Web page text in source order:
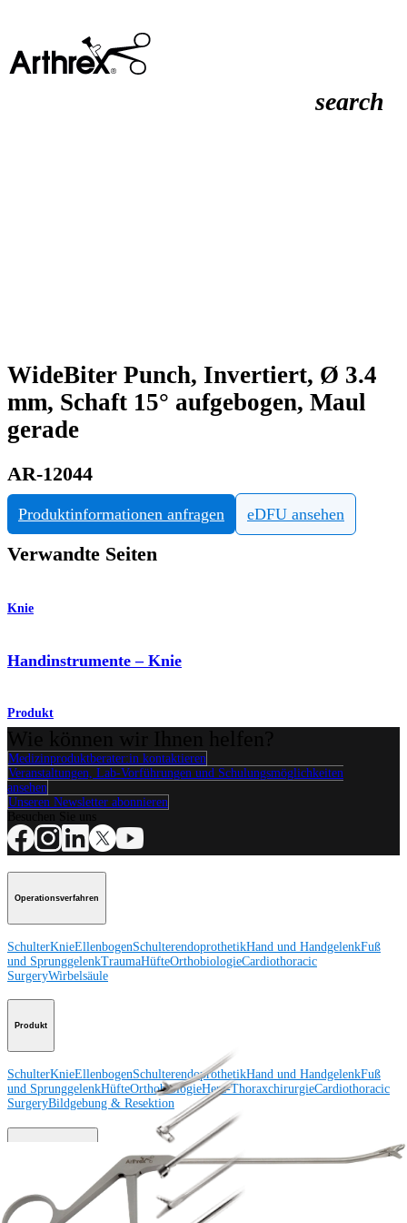
search
WideBiter Punch, Invertiert, Ø 3.4
mm, Schaft 15° aufgebogen, Maul
gerade
AR-12044
Produktinformationen anfragen eDFU ansehen
Verwandte Seiten
Knie
Handinstrumente – Knie
Produkt
Medizinproduktberater:in kontaktieren
Veranstaltungen, Lab-Vorführungen und Schulungsmöglichkeiten
ansehen
Unseren Newsletter abonnieren
Operationsverfahren
SchulterKnieEllenbogenSchulterendoprothetikHand und HandgelenkFuß
und SprunggelenkTraumaHüfteOrthobiologieCardiothoracic
SurgeryWirbelsäule
Produkt
SchulterKnieEllenbogenSchulterendoprothetikHand und HandgelenkFuß
und SprunggelenkHüfteOrthobiologieHerz-ThoraxchirurgieCardiothoracic
SurgeryBildgebung & Resektion
Medical Education Kursbeschreibungen
Schulungen &
Lehrgänge ArthroLab™-Standorte
Unser klinisches Personal stellt sich